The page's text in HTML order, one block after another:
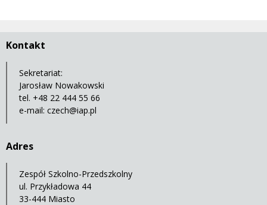
Kontakt
Sekretariat:
Jarosław Nowakowski
tel. +48 22 444 55 66
e-mail: czech@iap.pl
Adres
Zespół Szkolno-Przedszkolny
ul. Przykładowa 44
33-444 Miasto